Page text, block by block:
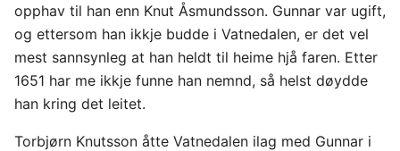
opphav til han enn Knut Åsmundsson. Gunnar var ugift,
og ettersom han ikkje budde i Vatnedalen, er det vel
mest sannsynleg at han heldt til heime hjå faren. Etter
1651 har me ikkje funne han nemnd, så helst døydde
han kring det leitet.
Torbjørn Knutsson åtte Vatnedalen ilag med Gunnar i